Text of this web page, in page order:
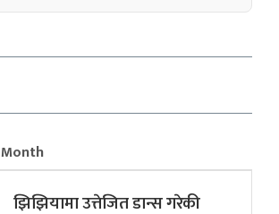
Month
झिझियामा उत्तेजित डान्स गरेकी